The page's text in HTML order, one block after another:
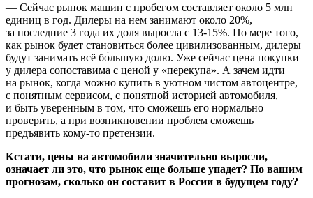
— Сейчас рынок машин с пробегом составляет около 5 млн
единиц в год. Дилеры на нем занимают около 20%,
за последние 3 года их доля выросла с 13-15%. По мере того,
как рынок будет становиться более цивилизованным, дилеры
будут занимать всё бо́льшую долю. Уже сейчас цена покупки
у дилера сопоставима с ценой у «перекупа». А зачем идти
на рынок, когда можно купить в уютном чистом автоцентре,
с понятным сервисом, с понятной историей автомобиля,
и быть уверенным в том, что сможешь его нормально
проверить, а при возникновении проблем сможешь
предъявить кому-то претензии.
Кстати, цены на автомобили значительно выросли,
означает ли это, что рынок еще больше упадет? По вашим
прогнозам, сколько он составит в России в будущем году?